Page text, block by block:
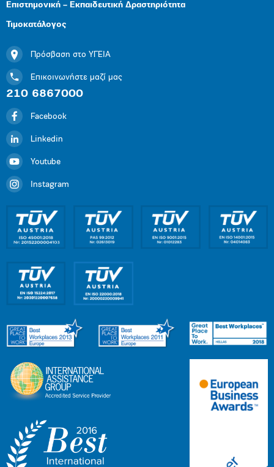
Επιστημονική – Εκπαιδευτική Δραστηριότητα
Τιμοκατάλογος
Πρόσβαση στο ΥΓΕΙΑ
Επικοινωνήστε μαζί μας
210 6867000
Facebook
Linkedin
Youtube
Instagram